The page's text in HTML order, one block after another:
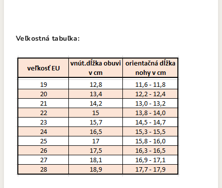
Veľkostná tabuľka: